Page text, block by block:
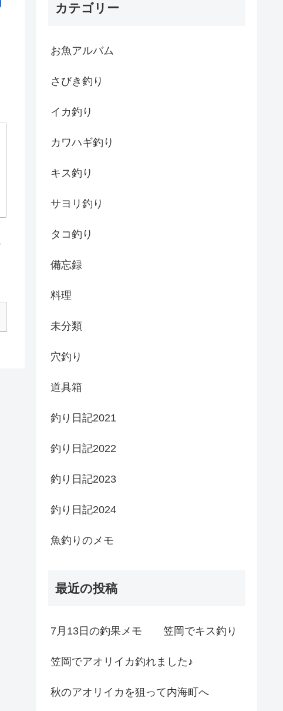
カテゴリー
お魚アルバム
さびき釣り
イカ釣り
カワハギ釣り
キス釣り
サヨリ釣り
タコ釣り
備忘録
料理
未分類
穴釣り
道具箱
釣り日記2021
釣り日記2022
釣り日記2023
釣り日記2024
魚釣りのメモ
最近の投稿
7月13日の釣果メモ 笠岡でキス釣り
笠岡でアオリイカ釣れました♪
秋のアオリイカを狙って内海町へ